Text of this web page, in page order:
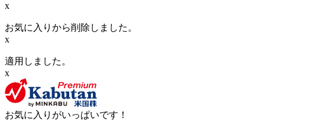
x
お気に入りから削除しました。
x
適用しました。
x
お気に入りがいっぱいです！